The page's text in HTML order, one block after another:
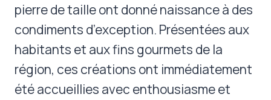
pierre de taille ont donné naissance à des
condiments d’exception. Présentées aux
habitants et aux fins gourmets de la
région, ces créations ont immédiatement
été accueillies avec enthousiasme et